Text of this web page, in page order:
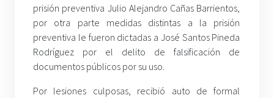
prisión preventiva Julio Alejandro Cañas Barrientos,
por otra parte medidas distintas a la prisión
preventiva le fueron dictadas a José Santos Pineda
Rodríguez por el delito de falsificación de
documentos públicos por su uso.
Por lesiones culposas, recibió auto de formal